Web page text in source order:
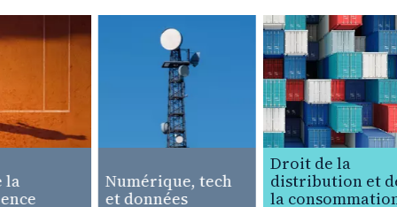
Numérique, tech
et données
Droit de la
distribution et de
la consommation